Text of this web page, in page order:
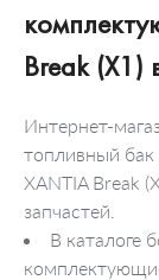
Break (X1)
Интернет-
топливный
XANTIA Break
запчастей.
В каталоге